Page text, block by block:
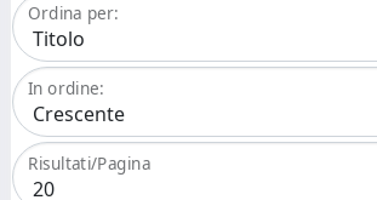
Ordina per:
In ordine:
Risultati/Pagina